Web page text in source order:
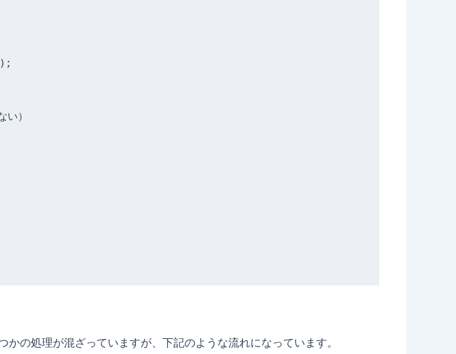
）
の処理が混ざっていますが、下記のような流れになっています。